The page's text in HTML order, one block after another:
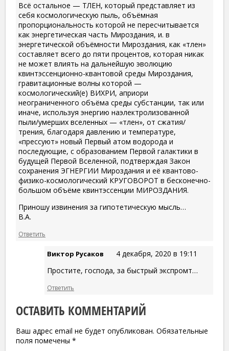
Всё остальное — ТЛЕН, который представляет из
себя космологическую пыль, объёмная
пропорциональность которой не пересчитывается
как энергетическая часть Мироздания, и. в
энергетической объёмности Мироздания, как «тлен»
составляет всего до пяти процентов, которая никак
не может влиять на дальнейшую эволюцию
квинтэссенционно-квантовой среды Мироздания,
гравитационные волны которой —
космологический(е) ВИХРИ, априори
неограниченного объёма среды субстанции, так или
иначе, используя энергию наэлектролизованной
пыли/умерших вселенных — «тлен», от сжатия/
трения, благодаря давлению и температуре,
«прессуют» новый Первый атом водорода и
последующие, с образованием Первой галактики в
будущей Первой Вселенной, подтверждая Закон
сохранения ЭГНЕРГИИ Мироздания и её квантово-
физико-космологический КРУГОВОРОТ в бесконечно-
большом объёме квинтэссенции МИРОЗДАНИЯ.
Приношу извинения за гипотетическую мысль…
В.А.
Ответить
Виктор Русаков
4 декабря, 2020 в 19:11
Простите, господа, за быстрый экспромт…
Ответить
ОСТАВИТЬ КОММЕНТАРИЙ
Ваш адрес email не будет опубликован. Обязательные
поля помечены *